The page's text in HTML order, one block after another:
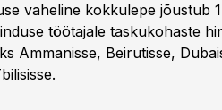
vaheline kokkulepe jõustub
töötajale taskukohaste
Ammanisse, Beirutisse,